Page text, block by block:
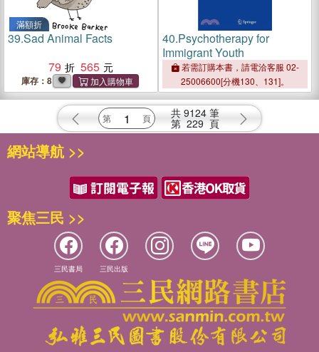
滿額折
39.Sad Animal Facts
79
565
庫存：8
40.Psychotherapy for
Immigrant Youth
若需訂購本書，請電洽客服 02-
25006600[分機130、131]。
共 9124 筆
第 229 頁
網站導航 >>
聚焦三民 >>
三民書局 三民出版